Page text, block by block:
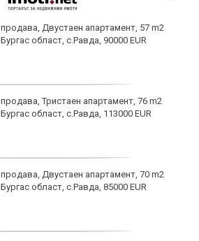
продава, Двустаен апартамент, 57 m2
Бургас област, с.Равда, 90000 EUR
продава, Тристаен апартамент, 76 m2
Бургас област, с.Равда, 113000 EUR
продава, Двустаен апартамент, 70 m2
Бургас област, с.Равда, 85000 EUR